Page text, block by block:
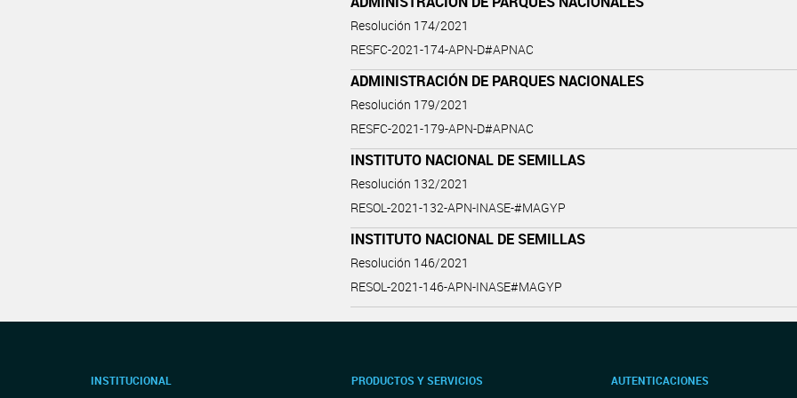
Resolución 174/2021
RESFC-2021-174-APN-D#APNAC
ADMINISTRACIÓN DE PARQUES NACIONALES
Resolución 179/2021
RESFC-2021-179-APN-D#APNAC
INSTITUTO NACIONAL DE SEMILLAS
Resolución 132/2021
RESOL-2021-132-APN-INASE-#MAGYP
INSTITUTO NACIONAL DE SEMILLAS
Resolución 146/2021
RESOL-2021-146-APN-INASE#MAGYP
INSTITUCIONAL PRODUCTOS Y SERVICIOS AUTENTICACIONES